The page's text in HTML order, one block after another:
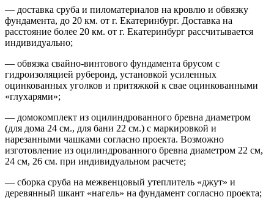
— доставка сруба и пиломатериалов на кровлю и обвязку
фундамента, до 20 км. от г. Екатеринбург. Доставка на
расстояние более 20 км. от г. Екатеринбург рассчитывается
индивидуально;
— обвязка свайно-винтового фундамента брусом с
гидроизоляцией рубероид, установкой усиленных
оцинкованных уголков и притяжкой к свае оцинкованными
«глухарями»;
— домокомплект из оцилиндрованного бревна диаметром
(для дома 24 см., для бани 22 см.) с маркировкой и
нарезанными чашками согласно проекта. Возможно
изготовление из оцилиндрованного бревна диаметром 22 см,
24 см, 26 см. при индивидуальном расчете;
— сборка сруба на межвенцовый утеплитель «джут» и
деревянный шкант «нагель» на фундамент согласно проекта;